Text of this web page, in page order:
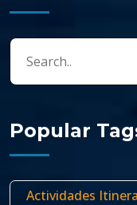
Popular
Actividades